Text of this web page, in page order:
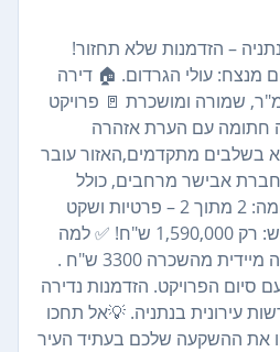
– הזדמנות שלא תחזור!
📍 מיקום מנצח: עולי הגרדום. 🏠 דירה
3 חדרים, כ-68 מ"ר, שמורה ומושכרת 🚪 פרויקט
חתומה עם הערת אזהרה
בשלבים מתקדמים,האזור עובר
אבישר מרחבים, כולל
הקמת בניינים חדשים. קומה: 2 מתוך 2 – פרטיות ושקט
מובטחים. 💰 מחיר מבוקש: רק 1,590,000 ש"ח! ✅ למה
כדאי להשקיע כאן? תשואה מיידית מהשכרה 3300 ש"ח .
סיום הפרויקט. הזדמנות נדירה
עירונית בנתניה. 💡אל תחכו
את ההשקעה שלכם בעתיד העיר